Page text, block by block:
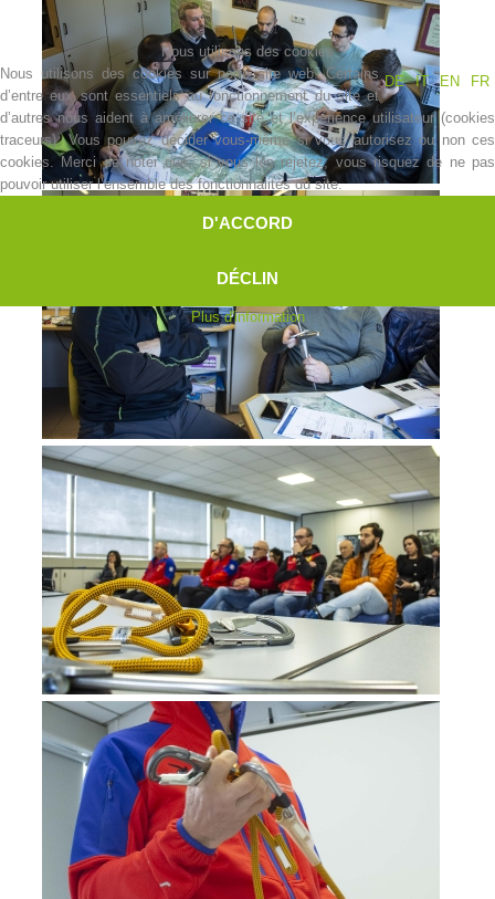
Contakt
NEWS
Aktuell
Nous utilisons des cookies
DE
IT EN FR
Nous utilisons des cookies sur notre site web. Certains
d’entre eux sont essentiels au fonctionnement du site et
d’autres nous aident à améliorer ce site et l’expérience utilisateur (cookies
traceurs). Vous pouvez décider vous-même si vous autorisez ou non ces
cookies. Merci de noter que, si vous les rejetez, vous risquez de ne pas
pouvoir utiliser l’ensemble des fonctionnalités du site.
D'ACCORD
DÉCLIN
Plus d'information